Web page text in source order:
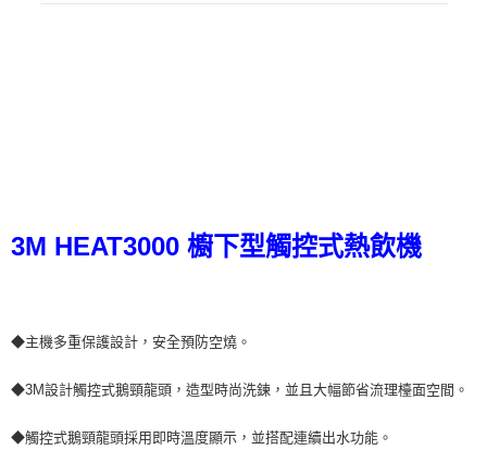
3M HEAT3000 櫥下型觸控式熱飲機
◆主機多重保護設計，安全預防空燒。
◆3M設計觸控式鵝頸龍頭，造型時尚洗鍊，並且大幅節省流理檯面空間。
◆觸控式鵝頸龍頭採用即時溫度顯示，並搭配連續出水功能。